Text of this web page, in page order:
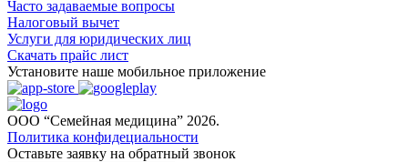
Часто задаваемые вопросы
Налоговый вычет
Услуги для юридических лиц
Скачать прайс лист
Установите наше мобильное приложение
ООО “Семейная медицина” 2026.
Политика конфидециальности
Оставьте заявку на обратный звонок